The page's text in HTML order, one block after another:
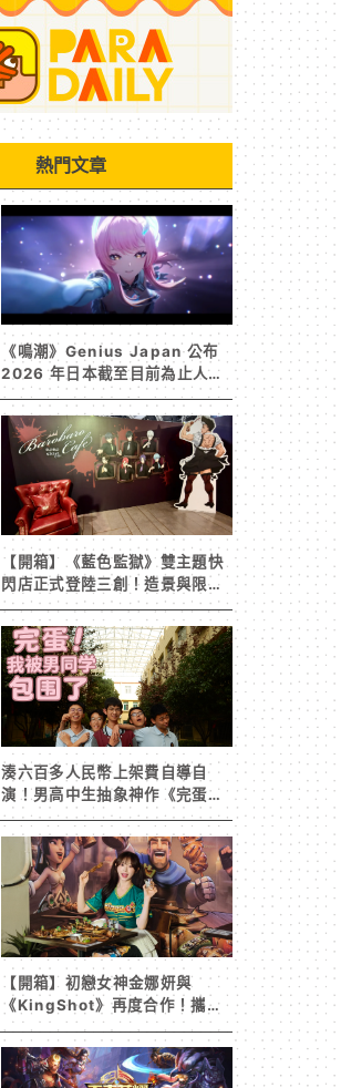
熱門文章
《鳴潮》Genius Japan 公布
2026 年日本截至目前為止人氣
歌單《遠航星的告別》&《自無
垠處歸航之星》入榜
【開箱】《藍色監獄》雙主題快
閃店正式登陸三創！造景與限定
周邊搶先看
湊六百多人民幣上架費自導自
演！男高中生抽象神作《完蛋！
我被男同學包圍了》突然爆紅
【開箱】初戀女神金娜妍與
《KingShot》再度合作！攜手
焦糖楓、柒息地推出「國王燒烤
節」活動